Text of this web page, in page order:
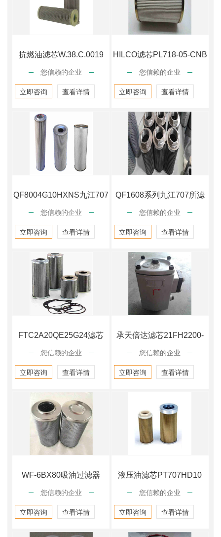
抗燃油滤芯W.38.C.0019
您信赖的企业
立即咨询 查看详情
HILCO滤芯PL718-05-CNB
您信赖的企业
立即咨询 查看详情
QF8004G10HXNS九江707
所滤
您信赖的企业
立即咨询 查看详情
QF1608系列九江707所滤
芯
您信赖的企业
立即咨询 查看详情
FTC2A20QE25G24滤芯
您信赖的企业
立即咨询 查看详情
承天倍达滤芯21FH2200-
30-51
您信赖的企业
立即咨询 查看详情
WF-6BX80吸油过滤器
您信赖的企业
立即咨询 查看详情
液压油滤芯PT707HD10
您信赖的企业
立即咨询 查看详情